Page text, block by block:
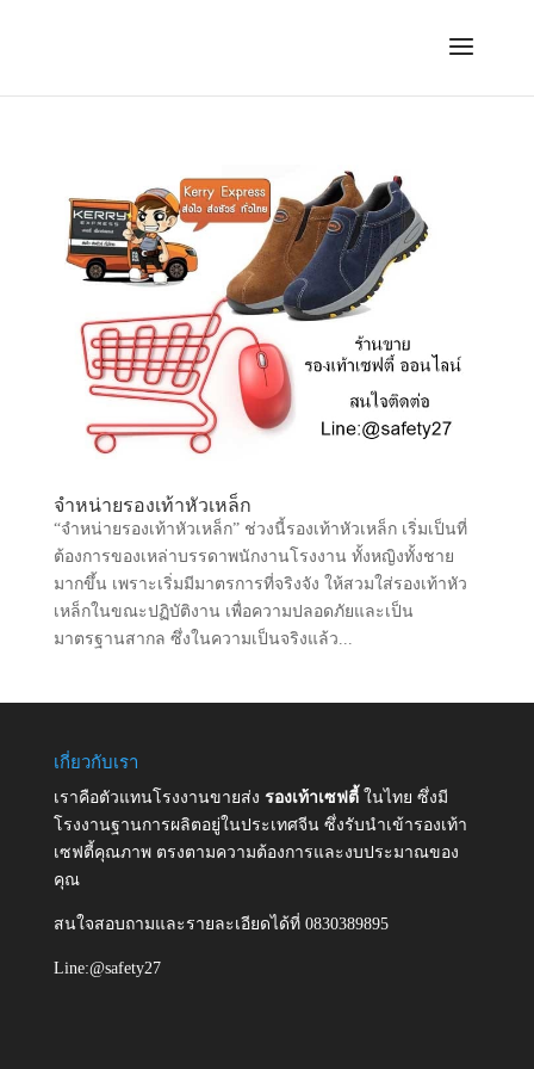
จำหน่ายรองเท้าหัวเหล็ก
“จำหน่ายรองเท้าหัวเหล็ก” ช่วงนี้รองเท้าหัวเหล็ก เริ่มเป็นที่
ต้องการของเหล่าบรรดาพนักงานโรงงาน ทั้งหญิงทั้งชาย
มากขึ้น เพราะเริ่มมีมาตรการที่จริงจัง ให้สวมใส่รองเท้าหัว
เหล็กในขณะปฏิบัติงาน เพื่อความปลอดภัยและเป็น
มาตรฐานสากล ซึ่งในความเป็นจริงแล้ว...
เกี่ยวกับเรา
เราคือตัวแทนโรงงานขายส่ง รองเท้าเซฟตี้ ในไทย ซึ่งมี
โรงงานฐานการผลิตอยู่ในประเทศจีน ซึ่งรับนำเข้ารองเท้า
เซฟตี้คุณภาพ ตรงตามความต้องการและงบประมาณของ
คุณ
สนใจสอบถามและรายละเอียดได้ที่ 0830389895
Line:@safety27